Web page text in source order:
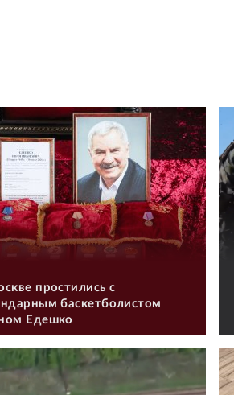
простились с
баскетболистом
Едешко